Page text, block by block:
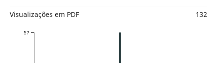
Visualizações em PDF 132
57